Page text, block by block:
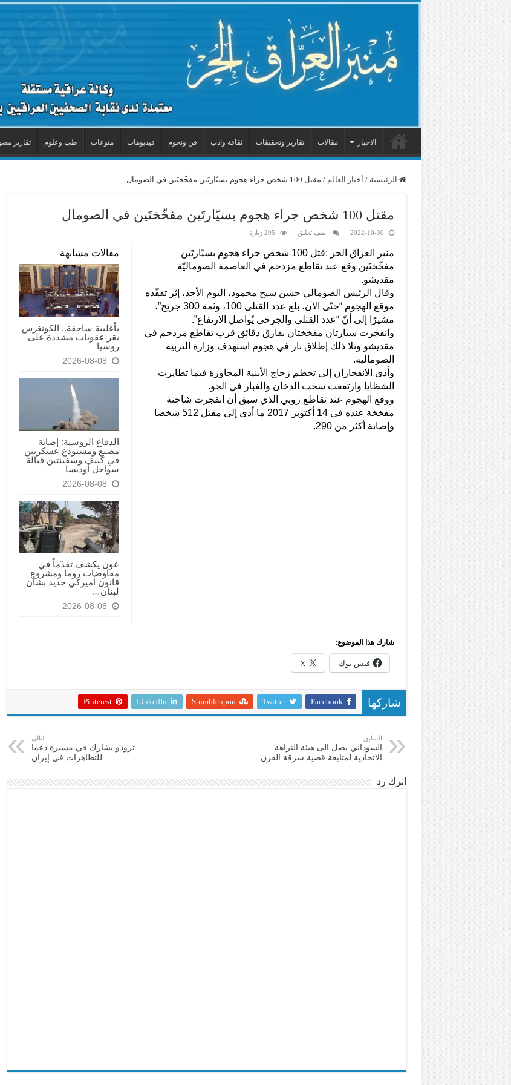
الاخبار مقالات تقارير وتحقيقات ثقافة وادب فن ونجوم فيديوهات منوعات طب وعلوم تقارير
الرئيسية / أخبار العالم / مقتل 100 شخص جراء هجوم بسيّارتَين مفخّختَين في الصومال
مقتل 100 شخص جراء هجوم بسيّارتَين مفخّختَين في الصومال
2022-10-30 اضف تعليق 295 زيارة
مقالات مشابهة
بأغلبية ساحقة.. الكونغرس
يقر عقوبات مشددة على
روسيا
2026-08-08
الدفاع الروسية: إصابة
مصنع ومستودع عسكريين
في كييف وسفينتين قبالة
سواحل أوديسا
2026-08-08
عون يكشف تقدّماً في
مفاوضات روما ومشروع
قانون أميركي جديد بشأن
لبنان…
2026-08-08
منبر العراق الحر :قتل 100 شخص جراء هجوم بسيّارتَين
مفخّختَين وقع عند تقاطع مزدحم في العاصمة الصوماليّة
مقديشو.
وقال الرئيس الصومالي حسن شيخ محمود، اليوم الأحد، إثر تفقّده
موقع الهجوم “حتّى الآن، بلغ عدد القتلى 100، وثمة 300 جريح”،
مشيرًا إلى أنّ “عدد القتلى والجرحى يُواصل الارتفاع”.
وانفجرت سيارتان مفخختان بفارق دقائق قرب تقاطع مزدحم في
مقديشو وتلا ذلك إطلاق نار في هجوم استهدف وزارة التربية
الصومالية.
وأدى الانفجاران إلى تحطم زجاج الأبنية المجاورة فيما تطايرت
الشظايا وارتفعت سحب الدخان والغبار في الجو.
ووقع الهجوم عند تقاطع زوبي الذي سبق أن انفجرت شاحنة
مفخخة عنده في 14 أكتوبر 2017 ما أدى إلى مقتل 512 شخصا
وإصابة أكثر من 290.
شارك هذا الموضوع:
فيس بوك X
شاركها Facebook
Twitter
Stumbleupon
LinkedIn
Pinterest
السابق
السوداني يصل الى هيئة النزاهة
الاتحادية لمتابعة قضية سرقة القرن.
التالي
ترودو يشارك في مسيرة دعما
للتظاهرات في إيران
اترك رد